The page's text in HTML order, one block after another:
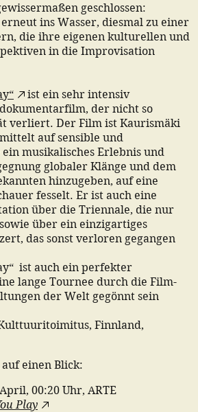
geschlossen:
ins Wasser, diesmal zu einer
die ihre eigenen kulturellen und
in die Improvisation
ist ein sehr intensiv
der nicht so
verliert. Der Film ist Kaurismäki
auf sensible und
musikalisches Erlebnis und
globaler Klänge und dem
hinzugeben, auf eine
fesselt. Er ist auch eine
über die Triennale, die nur
über ein einzigartiges
das sonst verloren gegangen
ist auch ein perfekter
lange Tournee durch die Film-
der Welt gegönnt sein
Finnland,
einen Blick:
00:20 Uhr, ARTE
Play